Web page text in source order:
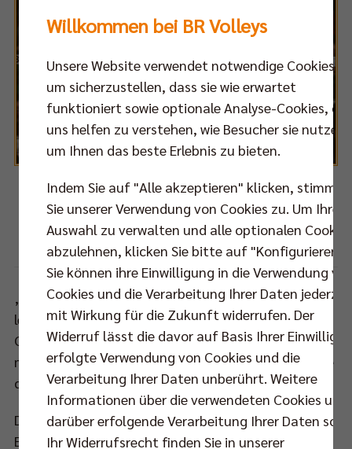
Das Pokalfinale 2014 zwischen Berlin und
Friedrichshafen war ein echtes Volleyballspektakel.
Foto: Eckhard Herfet
„Natürlich hätten wir uns für das Viertelfinale eine
leichtere Aufgabe gewünscht“, gibt BR Volleys
Coach Mark Lebedew zu. „Aber es ist, wie es ist. Wir
müssen die Situation jetzt annehmen und das Beste
daraus machen.“
Das letzte Pokalduell mit Friedrichshafen im
Endspiel 2014 ist den Berlinern noch lebhaft in
Willkommen bei BR Volleys
Unsere Website verwendet notwendige Cookies,
um sicherzustellen, dass sie wie erwartet
funktioniert sowie optionale Analyse-Cookies, die
uns helfen zu verstehen, wie Besucher sie nutzen,
um Ihnen das beste Erlebnis zu bieten.
Indem Sie auf "Alle akzeptieren" klicken, stimmen
Sie unserer Verwendung von Cookies zu. Um Ihre
Auswahl zu verwalten und alle optionalen Cookies
abzulehnen, klicken Sie bitte auf "Konfigurieren".
Sie können ihre Einwilligung in die Verwendung
Cookies und die Verarbeitung Ihrer Daten
mit Wirkung für die Zukunft widerrufen. Der
Widerruf lässt die davor auf Basis Ihrer
erfolgte Verwendung von Cookies und die
Verarbeitung Ihrer Daten unberührt. Weitere
Informationen über die verwendeten Cookies und
darüber erfolgende Verarbeitung Ihrer Daten
Ihr Widerrufsrecht finden Sie in unserer